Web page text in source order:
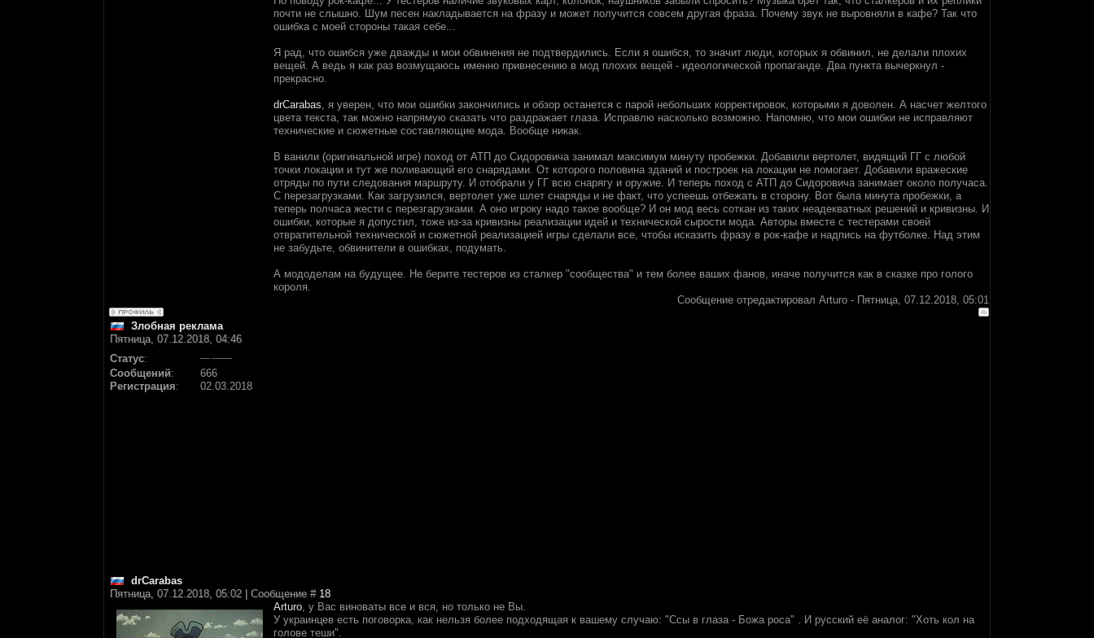
почти не слышно. Шум песен накладывается на фразу и может получится совсем другая фраза. Почему звук не выровняли в кафе? Так что
ошибка с моей стороны такая себе...
Я рад, что ошибся уже дважды и мои обвинения не подтвердились. Если я ошибся, то значит люди, которых я обвинил, не делали плохих
вещей. А ведь я как раз возмущаюсь именно привнесению в мод плохих вещей - идеологической пропаганде. Два пункта вычеркнул -
прекрасно.
drCarabas, я уверен, что мои ошибки закончились и обзор останется с парой небольших корректировок, которыми я доволен. А насчет желтого
цвета текста, так можно напрямую сказать что раздражает глаза. Исправлю насколько возможно. Напомню, что мои ошибки не исправляют
технические и сюжетные составляющие мода. Вообще никак.
В ванили (оригинальной игре) поход от АТП до Сидоровича занимал максимум минуту пробежки. Добавили вертолет, видящий ГГ с любой
точки локации и тут же поливающий его снарядами. От которого половина зданий и построек на локации не помогает. Добавили вражеские
отряды по пути следования маршруту. И отобрали у ГГ всю снарягу и оружие. И теперь поход с АТП до Сидоровича занимает около получаса.
С перезагрузками. Как загрузился, вертолет уже шлет снаряды и не факт, что успеешь отбежать в сторону. Вот была минута пробежки, а
теперь полчаса жести с перезгарузками. А оно игроку надо такое вообще? И он мод весь соткан из таких неадекватных решений и кривизны. И
ошибки, которые я допустил, тоже из-за кривизны реализации идей и технической сырости мода. Авторы вместе с тестерами своей
отвратительной технической и сюжетной реализацией игры сделали все, чтобы исказить фразу в рок-кафе и надпись на футболке. Над этим
не забудьте, обвинители в ошибках, подумать.
А мододелам на будущее. Не берите тестеров из сталкер "сообщества" и тем более ваших фанов, иначе получится как в сказке про голого
короля.
Сообщение отредактировал Arturo - Пятница, 07.12.2018, 05:01
Злобная реклама
Пятница, 07.12.2018, 04:46
Статус:
Сообщений:
666
Регистрация: 02.03.2018
drCarabas
Пятница, 07.12.2018, 05:02 | Сообщение # 18
Arturo, у Вас виноваты все и вся, но только не Вы.
У украинцев есть поговорка, как нельзя более подходящая к вашему случаю: "Ссы в глаза - Божа роса" . И русский её аналог: "Хоть кол на
голове теши".